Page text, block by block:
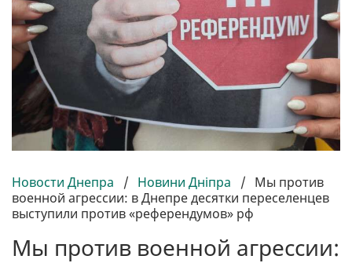
Новости Днепра / Новини Дніпра / Мы против
военной агрессии: в Днепре десятки переселенцев
выступили против «референдумов» рф
Мы против военной агрессии: